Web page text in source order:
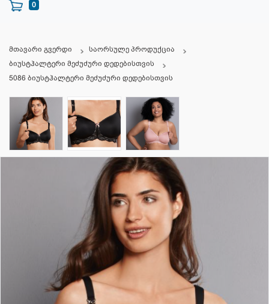
0
მთავარი გვერდი
საორსულე პროდუქცია
ბიუსტჰალტერი მეძუძური დედებისთვის
5086 ბიუსტჰალტერი მეძუძური დედებისთვის